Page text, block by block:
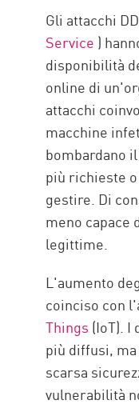
Gli attacchi
Service )
disponibilità
online di
attacchi
macchine
bombardano
più richieste
gestire. Di
meno capace
legittime.
L'aumento
coinciso con
Things (IoT). I
più diffusi,
scarsa
vulnerabilità